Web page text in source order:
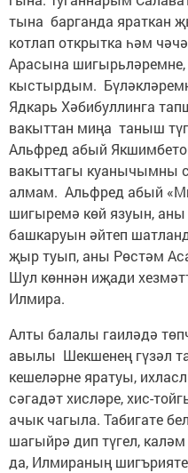
тына барганда яраткан
котлап открытка һәм
Арасына
кыстырдым.
Ядкарь Хәбибуллинга
вакыттан миңа таныш
Альфред абый
вакыттагы куанычымны
алмам. Альфред абый
шигыремә көй язуын,
башкаруын әйтеп
җыр туып, аны Рөстәм
Шул көннән иҗади
Илмира.
Алты балалы гаиләдә
авылы Шекшенең гүзәл
кешеләрне яратуы,
сәгадәт хисләре, хис-
ачык чагыла. Табигате
шагыйрә дип түгел,
да, Илмираның